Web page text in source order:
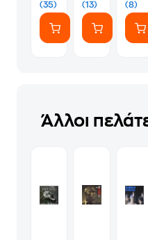
(35) (13) (8)
Άλλοι